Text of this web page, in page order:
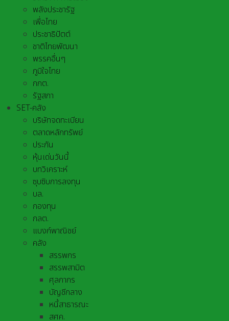
พลังประชารัฐ
เพื่อไทย
ประชาธิปัตต์
ชาติไทยพัฒนา
พรรคอื่นๆ
ภูมิใจไทย
กกต.
รัฐสภา
SET-คลัง
บริษัทจดทะเบียน
ตลาดหลักทรัพย์
ประกัน
หุ้นเด่นวันนี้
บทวิเคราะห์
ซุบซิบการลงทุน
บล.
กองทุน
กลต.
แบงก์พาณิชย์
คลัง
สรรพกร
สรรพสามิต
ศุลกากร
บัญชีกลาง
หนี้สาธารณะ
สศค.